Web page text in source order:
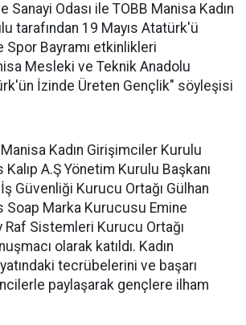
Sanayi Odası ile TOBB Manisa Kadın
tarafından 19 Mayıs Atatürk'ü
Spor Bayramı etkinlikleri
Mesleki ve Teknik Anadolu
İzinde Üreten Gençlik" söyleşisi
Kadın Girişimciler Kurulu
Kalıp A.Ş Yönetim Kurulu Başkanı
Güvenliği Kurucu Ortağı Gülhan
Soap Marka Kurucusu Emine
Raf Sistemleri Kurucu Ortağı
olarak katıldı. Kadın
tecrübelerini ve başarı
paylaşarak gençlere ilham